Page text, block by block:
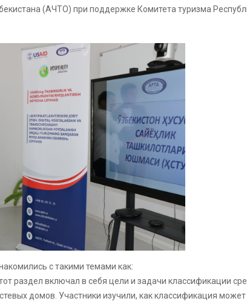
(АЧТО) при поддержке Комитета туризма
с такими темами как:
раздел включал в себя цели и задачи классификации
домов. Участники изучили, как классификация